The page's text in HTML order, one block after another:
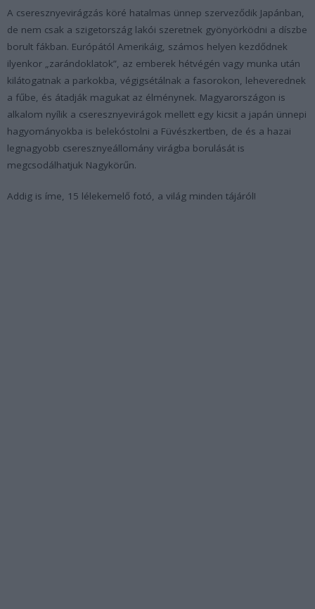
A cseresznyevirágzás köré hatalmas ünnep szerveződik Japánban,
de nem csak a szigetország lakói szeretnek gyönyörködni a díszbe
borult fákban. Európától Amerikáig, számos helyen kezdődnek
ilyenkor „zarándoklatok”, az emberek hétvégén vagy munka után
kilátogatnak a parkokba, végigsétálnak a fasorokon, leheverednek
a fűbe, és átadják magukat az élménynek. Magyarországon is
alkalom nyílik a cseresznyevirágok mellett egy kicsit a japán ünnepi
hagyományokba is belekóstolni a Füvészkertben, de és a hazai
legnagyobb cseresznyeállomány virágba borulását is
megcsodálhatjuk Nagykörűn.
Addig is íme, 15 lélekemelő fotó, a világ minden tájáról!